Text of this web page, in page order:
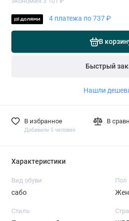
4 платежа по 737 ₽
В
Быстрый
Нашли
В избранное
Добавили 5 человек
В
Характеристики
Вид обуви
сабо
Пол
Стиль